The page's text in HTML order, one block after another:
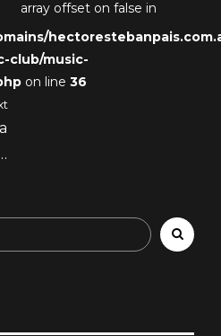
array offset on false in
club/music-
on line 36